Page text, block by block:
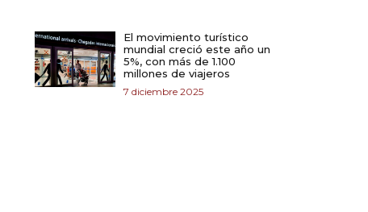
El movimiento turístico
mundial creció este año un
5%, con más de 1.100
millones de viajeros
7 diciembre 2025